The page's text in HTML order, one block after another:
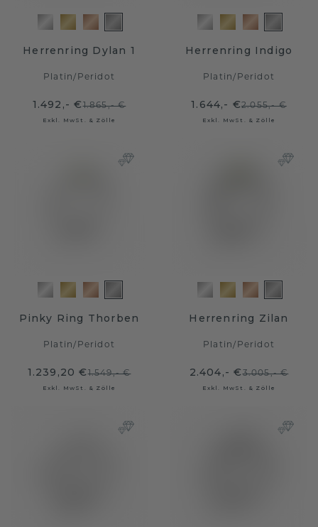
Herrenring Dylan 1
Platin/ Peridot
1.492,- €1.865,- €
Exkl. MwSt. & Zölle
Herrenring Indigo
Platin/ Peridot
1.644,- €2.055,- €
Exkl. MwSt. & Zölle
Pinky Ring Thorben
Platin/ Peridot
1.239,20 €1.549,- €
Exkl. MwSt. & Zölle
Herrenring Zilan
Platin/ Peridot
2.404,- €3.005,- €
Exkl. MwSt. & Zölle